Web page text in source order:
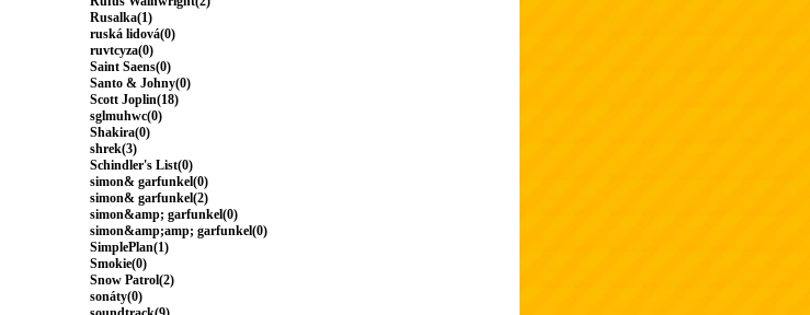
Rusalka(1)
ruská lidová(0)
ruvtcyza(0)
Saint Saens(0)
Santo & Johny(0)
Scott Joplin(18)
sglmuhwc(0)
Shakira(0)
shrek(3)
Schindler's List(0)
simon& garfunkel(0)
simon& garfunkel(2)
simon&amp; garfunkel(0)
simon&amp;amp; garfunkel(0)
SimplePlan(1)
Smokie(0)
Snow Patrol(2)
sonáty(0)